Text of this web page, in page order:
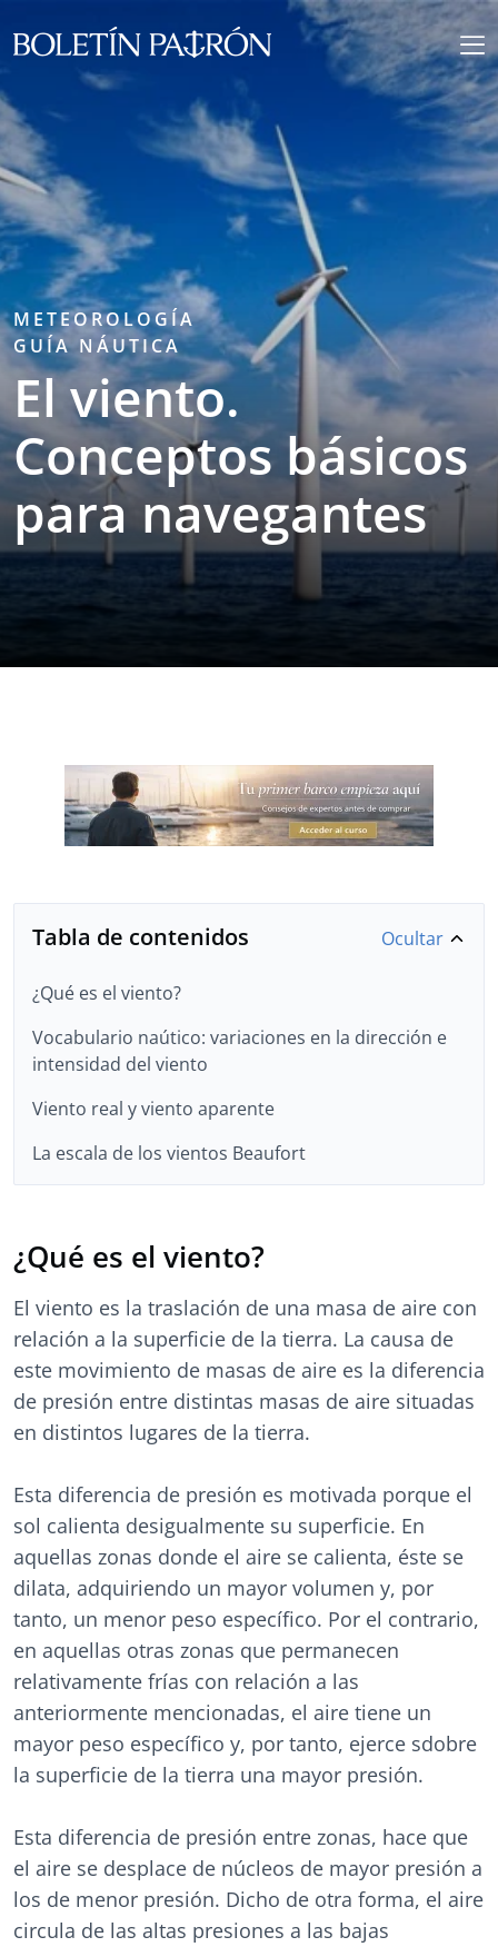
METEOROLOGÍA
GUÍA NÁUTICA
El viento.
Conceptos básicos
para navegantes
Tabla de contenidos Ocultar
¿Qué es el viento?
Vocabulario naútico: variaciones en la dirección e
intensidad del viento
Viento real y viento aparente
La escala de los vientos Beaufort
¿Qué es el viento?
El viento es la traslación de una masa de aire con
relación a la superficie de la tierra. La causa de
este movimiento de masas de aire es la diferencia
de presión entre distintas masas de aire situadas
en distintos lugares de la tierra.
Esta diferencia de presión es motivada porque el
sol calienta desigualmente su superficie. En
aquellas zonas donde el aire se calienta, éste se
dilata, adquiriendo un mayor volumen y, por
tanto, un menor peso específico. Por el contrario,
en aquellas otras zonas que permanecen
relativamente frías con relación a las
anteriormente mencionadas, el aire tiene un
mayor peso específico y, por tanto, ejerce sdobre
la superficie de la tierra una mayor presión.
Esta diferencia de presión entre zonas, hace que
el aire se desplace de núcleos de mayor presión a
los de menor presión. Dicho de otra forma, el aire
circula de las altas presiones a las bajas